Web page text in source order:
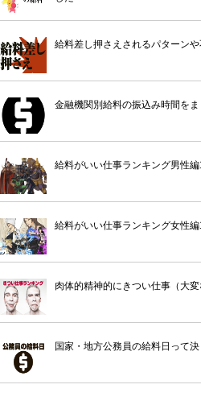
給料差し押さえされるパターンや
金融機関別給料の振込み時間を
給料がいい仕事ランキング男性編
給料がいい仕事ランキング女性編
肉体的精神的にきつい仕事（大
国家・地方公務員の給料日って